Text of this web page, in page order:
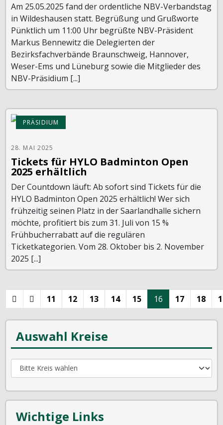
Am 25.05.2025 fand der ordentliche NBV-Verbandstag
in Wildeshausen statt. Begrüßung und Grußworte
Pünktlich um 11:00 Uhr begrüßte NBV-Präsident
Markus Bennewitz die Delegierten der
Bezirksfachverbände Braunschweig, Hannover,
Weser-Ems und Lüneburg sowie die Mitglieder des
NBV-Präsidium [...]
PRÄSIDIUM
28. MAI 2025
Tickets für HYLO Badminton Open
2025 erhältlich
Der Countdown läuft: Ab sofort sind Tickets für die
HYLO Badminton Open 2025 erhältlich! Wer sich
frühzeitig seinen Platz in der Saarlandhalle sichern
möchte, profitiert bis zum 31. Juli von 15 %
Frühbucherrabatt auf die regulären
Ticketkategorien. Vom 28. Oktober bis 2. November
2025 [...]
11 12 13 14 15 16 17 18
Auswahl Kreise
Wichtige Links